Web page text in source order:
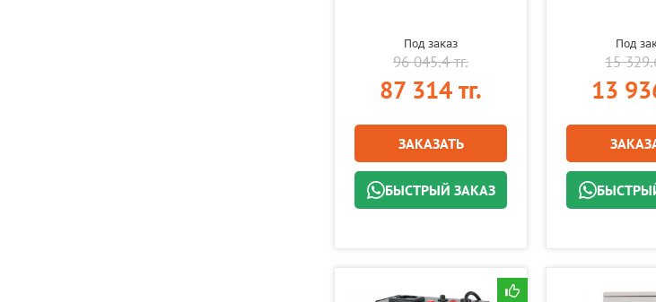
Под заказ
96 045.4 тг.
87 314 тг.
ЗАКАЗАТЬ
БЫСТРЫЙ ЗАКАЗ
Под
15
13